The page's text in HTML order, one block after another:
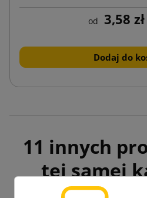
od 3,58 zł
Dodaj do
11 innych
tej samej